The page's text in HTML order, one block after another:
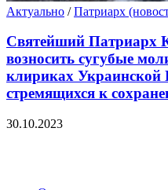
Актуально /Патриарх
Святейший Патриарх
возносить сугубые
клириках Украинской
стремящихся к
30.10.2023